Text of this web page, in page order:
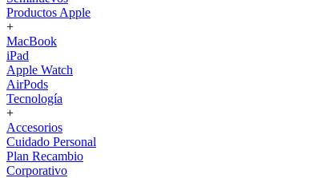
Productos Apple
+
MacBook
iPad
Apple Watch
AirPods
Tecnología
+
Accesorios
Cuidado Personal
Plan Recambio
Corporativo